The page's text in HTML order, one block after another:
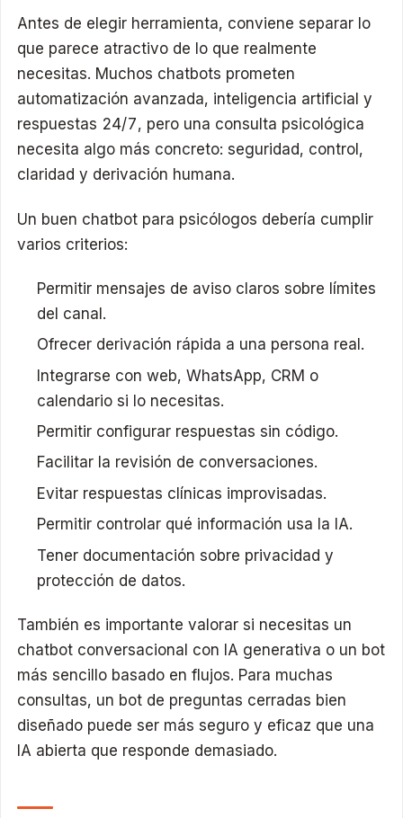
Antes de elegir herramienta, conviene separar lo
que parece atractivo de lo que realmente
necesitas. Muchos chatbots prometen
automatización avanzada, inteligencia artificial y
respuestas 24/7, pero una consulta psicológica
necesita algo más concreto: seguridad, control,
claridad y derivación humana.
Un buen chatbot para psicólogos debería cumplir
varios criterios:
Permitir mensajes de aviso claros sobre límites
del canal.
Ofrecer derivación rápida a una persona real.
Integrarse con web, WhatsApp, CRM o
calendario si lo necesitas.
Permitir configurar respuestas sin código.
Facilitar la revisión de conversaciones.
Evitar respuestas clínicas improvisadas.
Permitir controlar qué información usa la IA.
Tener documentación sobre privacidad y
protección de datos.
También es importante valorar si necesitas un
chatbot conversacional con IA generativa o un bot
más sencillo basado en flujos. Para muchas
consultas, un bot de preguntas cerradas bien
diseñado puede ser más seguro y eficaz que una
IA abierta que responde demasiado.